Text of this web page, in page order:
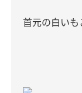
首元の白い